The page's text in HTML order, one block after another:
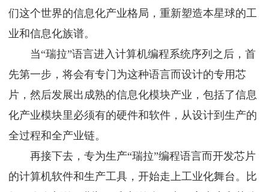
们这个世界的信息化产业格局，重新塑造本星球的工
业和信息化族谱。
当“瑞拉”语言进入计算机编程系统序列之后，首
先第一步，将会有专门为这种语言而设计的专用芯
片，然后发展出成熟的信息化模块产业，包括了信息
化产业模块里必须有的硬件和软件，从设计到生产的
全过程和全产业链。
再接下去，专为生产“瑞拉”编程语言而开发芯片
的计算机软件和生产工具，开始走上工业化舞台。比